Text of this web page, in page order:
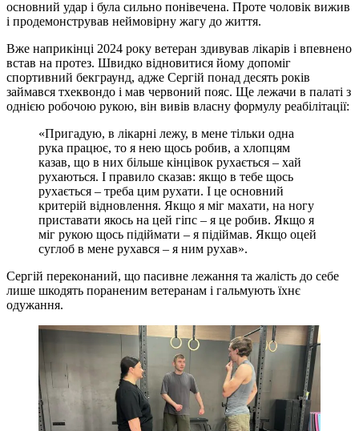
основний удар і була сильно понівечена. Проте чоловік вижив
і продемонстрував неймовірну жагу до життя.
Вже наприкінці 2024 року ветеран здивував лікарів і впевнено
встав на протез. Швидко відновитися йому допоміг
спортивний бекграунд, адже Сергій понад десять років
займався тхеквондо і мав червоний пояс. Ще лежачи в палаті з
однією робочою рукою, він вивів власну формулу реабілітації:
«Пригадую, в лікарні лежу, в мене тільки одна
рука працює, то я нею щось робив, а хлопцям
казав, що в них більше кінцівок рухається – хай
рухаються. І правило сказав: якщо в тебе щось
рухається – треба цим рухати. І це основний
критерій відновлення. Якщо я міг махати, на ногу
приставати якось на цей гіпс – я це робив. Якщо я
міг рукою щось підіймати – я підіймав. Якщо оцей
суглоб в мене рухався – я ним рухав».
Сергій переконаний, що пасивне лежання та жалість до себе
лише шкодять пораненим ветеранам і гальмують їхнє
одужання.